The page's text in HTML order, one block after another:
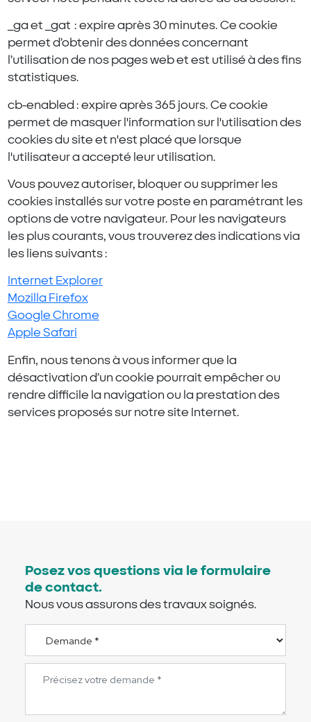
_ga et _gat : expire après 30 minutes. Ce cookie
permet d’obtenir des données concernant
l’utilisation de nos pages web et est utilisé à des fins
statistiques.
cb-enabled : expire après 365 jours. Ce cookie
permet de masquer l'information sur l'utilisation des
cookies du site et n'est placé que lorsque
l'utilisateur a accepté leur utilisation.
Vous pouvez autoriser, bloquer ou supprimer les
cookies installés sur votre poste en paramétrant les
options de votre navigateur. Pour les navigateurs
les plus courants, vous trouverez des indications via
les liens suivants :
Internet Explorer
Mozilla Firefox
Google Chrome
Apple Safari
Enfin, nous tenons à vous informer que la
désactivation d’un cookie pourrait empêcher ou
rendre difficile la navigation ou la prestation des
services proposés sur notre site Internet.
Posez vos questions via le formulaire
de contact.
Nous vous assurons des travaux soignés.